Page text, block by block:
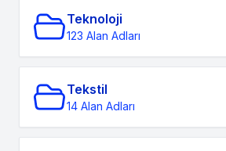
Teknoloji
123 Alan Adları
Tekstil
14 Alan Adları